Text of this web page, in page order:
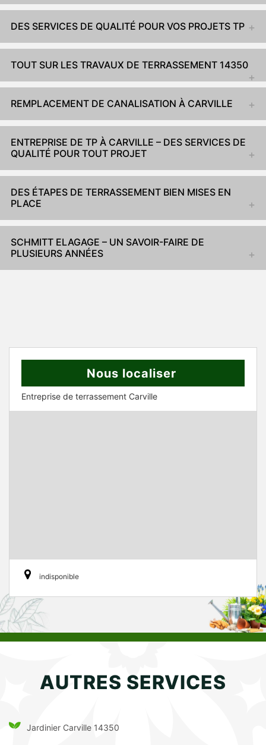
DES SERVICES DE QUALITÉ POUR VOS PROJETS TP
TOUT SUR LES TRAVAUX DE TERRASSEMENT 14350
REMPLACEMENT DE CANALISATION À CARVILLE
ENTREPRISE DE TP À CARVILLE – DES SERVICES DE
QUALITÉ POUR TOUT PROJET
DES ÉTAPES DE TERRASSEMENT BIEN MISES EN
PLACE
SCHMITT ELAGAGE – UN SAVOIR-FAIRE DE
PLUSIEURS ANNÉES
Nous localiser
Entreprise de terrassement Carville
indisponible
AUTRES SERVICES
Jardinier Carville 14350